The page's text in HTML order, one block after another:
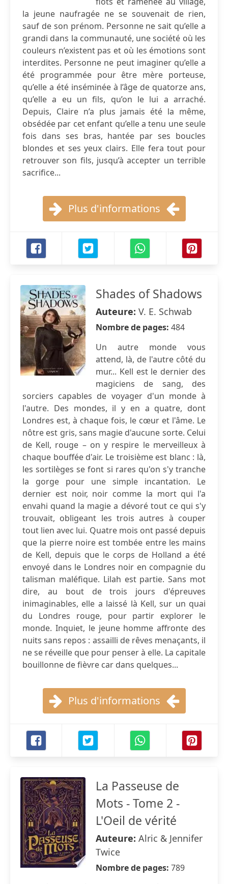
la jeune naufragée ne se souvenait de rien,
sauf de son prénom. Personne ne sait qu’elle a
grandi dans la communauté, une société où les
couleurs n’existent pas et où les émotions sont
interdites. Personne ne peut imaginer qu’elle a
été programmée pour être mère porteuse,
qu’elle a été inséminée à l’âge de quatorze ans,
qu’elle a eu un fils, qu’on le lui a arraché.
Depuis, Claire n’a plus jamais été la même,
obsédée par cet enfant qu’elle a tenu une seule
fois dans ses bras, hantée par ses boucles
blondes et ses yeux clairs. Elle fera tout pour
retrouver son fils, jusqu’à accepter un terrible
sacrifice...
Plus d'informations
Shades of Shadows
Auteure: V. E. Schwab
Nombre de pages: 484
Un autre monde vous
attend, là, de l'autre côté du
mur... Kell est le dernier des
magiciens de sang, des
sorciers capables de voyager d'un monde à
l'autre. Des mondes, il y en a quatre, dont
Londres est, à chaque fois, le cœur et l'âme. Le
nôtre est gris, sans magie d'aucune sorte. Celui
de Kell, rouge – on y respire le merveilleux à
chaque bouffée d'air. Le troisième est blanc : là,
les sortilèges se font si rares qu'on s'y tranche
la gorge pour une simple incantation. Le
dernier est noir, noir comme la mort qui l'a
envahi quand la magie a dévoré tout ce qui s'y
trouvait, obligeant les trois autres à couper
tout lien avec lui. Quatre mois ont passé depuis
que la pierre noire est tombée entre les mains
de Kell, depuis que le corps de Holland a été
envoyé dans le Londres noir en compagnie du
talisman maléfique. Lilah est partie. Sans mot
dire, au bout de trois jours d'épreuves
inimaginables, elle a laissé là Kell, sur un quai
du Londres rouge, pour partir explorer le
monde. Inquiet, le jeune homme affronte des
nuits sans repos : assailli de rêves menaçants, il
ne se réveille que pour penser à elle. La capitale
bouillonne de fièvre car dans quelques...
Plus d'informations
La Passeuse de
Mots - Tome 2 -
L'Oeil de vérité
Auteure: Alric & Jennifer
Twice
Nombre de pages: 789